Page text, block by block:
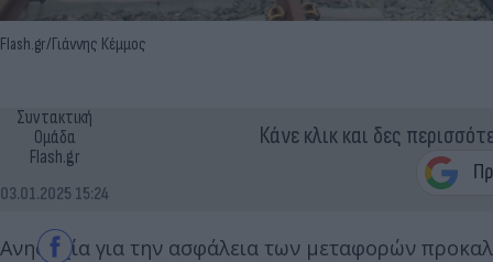
Flash.gr/Γιάννης Κέμμος
Συντακτική
Ομάδα
Flash.gr
03.01.2025 15:24
Κάνε κλικ και δες
Ανησυχία για την ασφάλεια των μεταφορών